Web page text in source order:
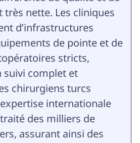
très nette. Les cliniques
d’infrastructures
de pointe et de
stricts,
suivi complet et
chirurgiens turcs
internationale
des milliers de
assurant ainsi des